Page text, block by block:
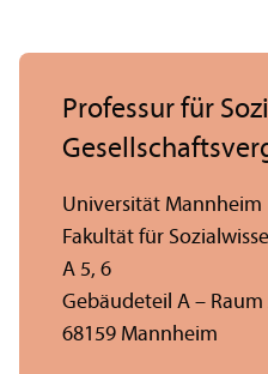
Professur für
Universität Mannheim
Fakultät für
A 5, 6
Gebäudeteil A – Raum
68159 Mannheim